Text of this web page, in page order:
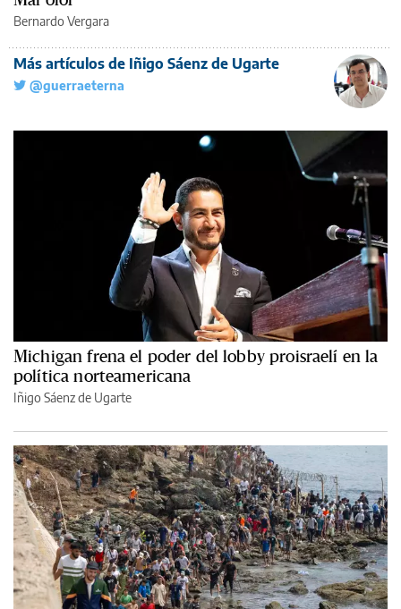
Bernardo Vergara
Más artículos de Iñigo Sáenz de Ugarte
@guerraeterna
Michigan frena el poder del lobby proisraelí en la
política norteamericana
Iñigo Sáenz de Ugarte